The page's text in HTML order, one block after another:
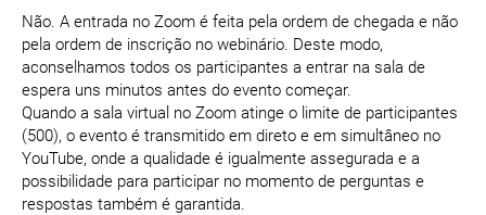
Não. A entrada no Zoom é feita pela ordem de chegada e não
pela ordem de inscrição no webinário. Deste modo,
aconselhamos todos os participantes a entrar na sala de
espera uns minutos antes do evento começar.
Quando a sala virtual no Zoom atinge o limite de participantes
(500), o evento é transmitido em direto e em simultâneo no
YouTube, onde a qualidade é igualmente assegurada e a
possibilidade para participar no momento de perguntas e
respostas também é garantida.